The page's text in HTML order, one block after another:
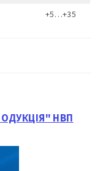
+5…+35
НВП